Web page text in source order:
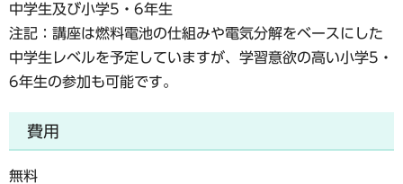
中学生及び小学5・6年生
注記：講座は燃料電池の仕組みや電気分解をベースにした
中学生レベルを予定していますが、学習意欲の高い小学5・
6年生の参加も可能です。
費用
無料